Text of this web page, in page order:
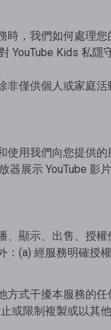
時，我們如何處理
YouTube Kids 私隱
非僅供個人或家庭
使用我們向您提供
展示 YouTube 影片
、顯示、出售、授
(a) 經服務明確授
方式干擾本服務的
或限制複製或以其